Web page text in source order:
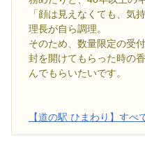
「顔は見えなくても、気
理長が自ら調理。
そのため、数量限定の受
封を開けてもらった時の
んでもらいたいです。
【道の駅 ひまわり】すべ